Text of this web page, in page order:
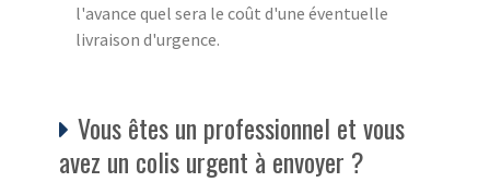
l'avance quel sera le coût d'une éventuelle
livraison d'urgence.
Vous êtes un professionnel et vous
avez un colis urgent à envoyer ?